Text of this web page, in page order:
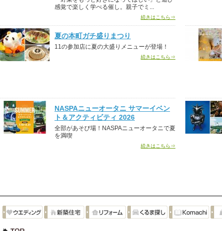
感覚で楽しく学べる催し。親子でミ...
続きはこちら⇒
夏の本町ガチ盛りまつり
11の参加店に夏の大盛りメニューが登場！
続きはこちら⇒
NASPAニューオータニ サマーイベン
ト＆アクティビティ 2026
全部があそび場！NASPAニューオータニで夏
を満喫
続きはこちら⇒